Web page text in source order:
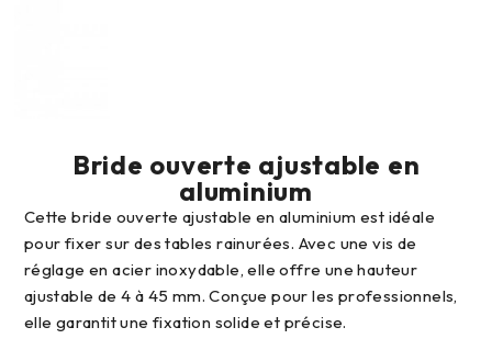
Bride ouverte ajustable en
aluminium
Cette bride ouverte ajustable en aluminium est idéale
pour fixer sur des tables rainurées. Avec une vis de
réglage en acier inoxydable, elle offre une hauteur
ajustable de 4 à 45 mm. Conçue pour les professionnels,
elle garantit une fixation solide et précise.